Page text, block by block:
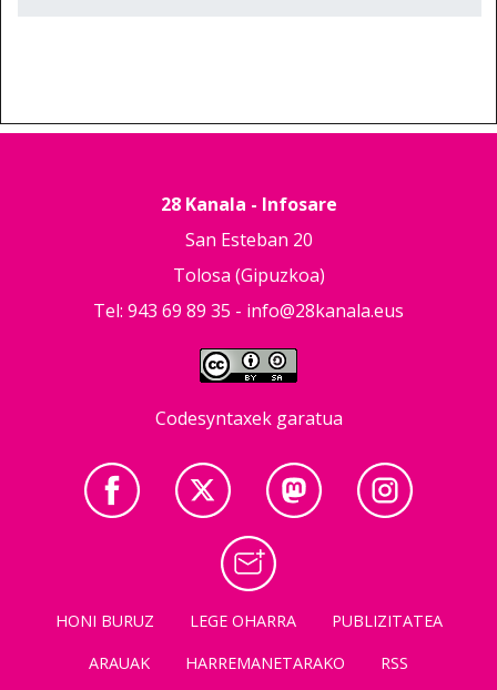
28 Kanala - Infosare
San Esteban 20
Tolosa (Gipuzkoa)
Tel: 943 69 89 35 - info@28kanala.eus
Codesyntaxek garatua
HONI BURUZ LEGE OHARRA
PUBLIZITATEA
ARAUAK
HARREMANETARAKO RSS